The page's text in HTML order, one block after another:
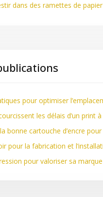
dans des ramettes de
pour optimiser
les délais d’un print
bonne cartouche d’encre
pour la fabrication et
pour valoriser sa